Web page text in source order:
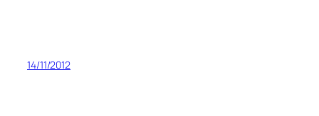
14/11/2012